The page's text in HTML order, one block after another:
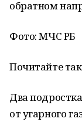
обратном
Фото: МЧС РБ
Почитайте
Два
от угарного